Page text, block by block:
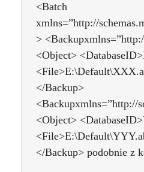
<Batch
xmlns=”http://
>
<Object>
</Backup>
<Backupxmlns=”http://
<Object>
</Backup> podobnie z